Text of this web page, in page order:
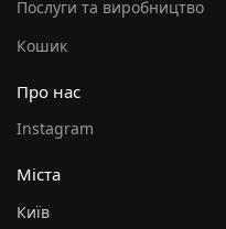
Послуги та виробництво
Кошик
Про нас
Instagram
Міста
Київ